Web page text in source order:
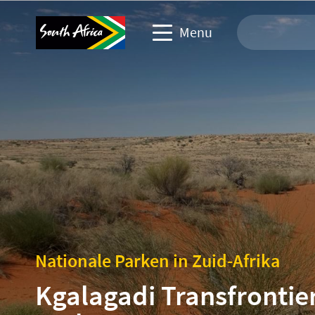
Menu
Website zakelijke evenementen
Corporate & Media website
Nationale Parken in Zuid-Afrika
Kgalagadi